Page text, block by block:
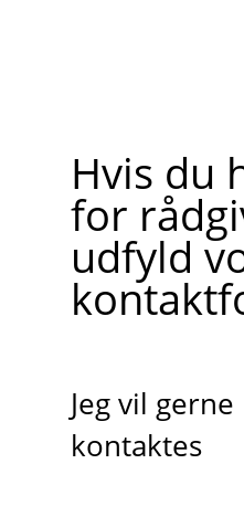
Hvis du
for
udfyld
Jeg vil gerne
kontaktes